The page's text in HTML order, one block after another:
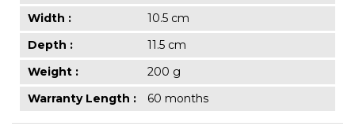
Width :
10.5 cm
Depth :
11.5 cm
Weight :
200 g
Warranty Length :
60 months